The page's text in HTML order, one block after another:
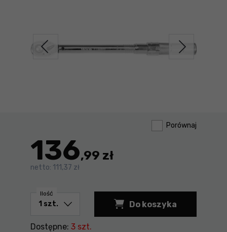
Porównaj
136,99 zł
netto: 111,37 zł
Ilość
Do koszyka
Dostępne: 3 szt.